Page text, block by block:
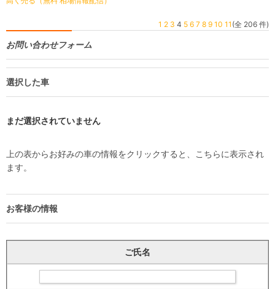
1 2 3 4 5 6 7 8 9 10 11 (全 206 件)
お問い合わせフォーム
選択した車
まだ選択されていません
上の表からお好みの車の情報をクリックすると、こちらに表示され
ます。
お客様の情報
ご氏名